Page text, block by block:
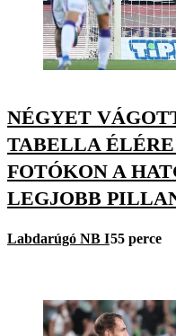
NÉGYET
TABELLA
FOTÓKON A
LEGJOBB
Labdarúgó NB I55 perce